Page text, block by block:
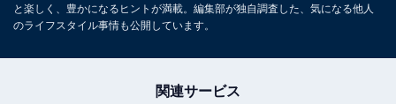
3.プールエリアが圧巻の広さ！
と楽しく、豊かになるヒントが満載。編集部が独自調査した、気になる他人
のライフスタイル事情も公開しています。
関連サービス